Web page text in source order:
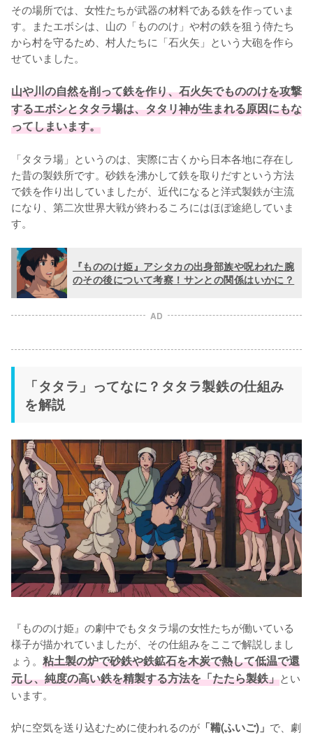
その場所では、女性たちが武器の材料である鉄を作っていま
す。またエボシは、山の「もののけ」や村の鉄を狙う侍たち
から村を守るため、村人たちに「石火矢」という大砲を作ら
せていました。
山や川の自然を削って鉄を作り、石火矢でもののけを攻撃
するエボシとタタラ場は、タタリ神が生まれる原因にもな
ってしまいます。
「タタラ場」というのは、実際に古くから日本各地に存在し
た昔の製鉄所です。砂鉄を沸かして鉄を取りだすという方法
で鉄を作り出していましたが、近代になると洋式製鉄が主流
になり、第二次世界大戦が終わるころにはほぼ途絶していま
す。
『もののけ姫』アシタカの出身部族や呪われた腕
のその後について考察！サンとの関係はいかに？
AD
「タタラ」ってなに？タタラ製鉄の仕組み
を解説
『もののけ姫』の劇中でもタタラ場の女性たちが働いている
様子が描かれていましたが、その仕組みをここで解説しまし
ょう。 粘土製の炉で砂鉄や鉄鉱石を木炭で熱して低温で還
元し、純度の高い鉄を精製する方法を「たたら製鉄」とい
います。
炉に空気を送り込むために使われるのが 「鞴(ふいご)」 で、劇